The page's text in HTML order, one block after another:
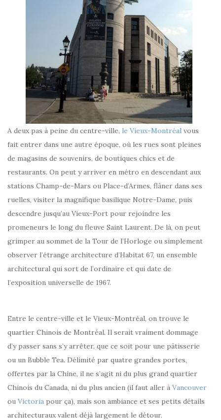
A deux pas à peine du centre-ville, le Vieux-Montréal vous
fait entrer dans une autre époque, où les rues sont pleines
de magasins de souvenirs, de boutiques chics et de
restaurants. On peut y arriver en métro en descendant aux
stations Champ-de-Mars ou Place-d’Armes, flâner dans ses
ruelles, visiter la magnifique basilique Notre-Dame, puis
descendre jusqu’au Vieux-Port pour rejoindre les
promeneurs le long du fleuve Saint Laurent. De là, on peut
grimper au sommet de la Tour de l’Horloge ou simplement
observer l’étrange architecture d’Habitat 67, un ensemble
architectural qui sort de l’ordinaire et qui date de
l’exposition universelle de 1967.
Entre le centre-ville et le Vieux-Montréal, on trouve le
quartier Chinois de Montréal. Il serait vraiment dommage
d’y passer sans s’y arrêter, que ce soit pour une pâtisserie
ou un Bubble Tea. Délimité par quatre grandes portes,
offertes par la Chine, il ne s’agit ni du plus grand quartier
Chinois du Canada, ni du plus ancien (il faut aller à Vancouver
ou Victoria pour ça), mais son ambiance et ses petits détails
architecturaux valent déjà largement le détour.